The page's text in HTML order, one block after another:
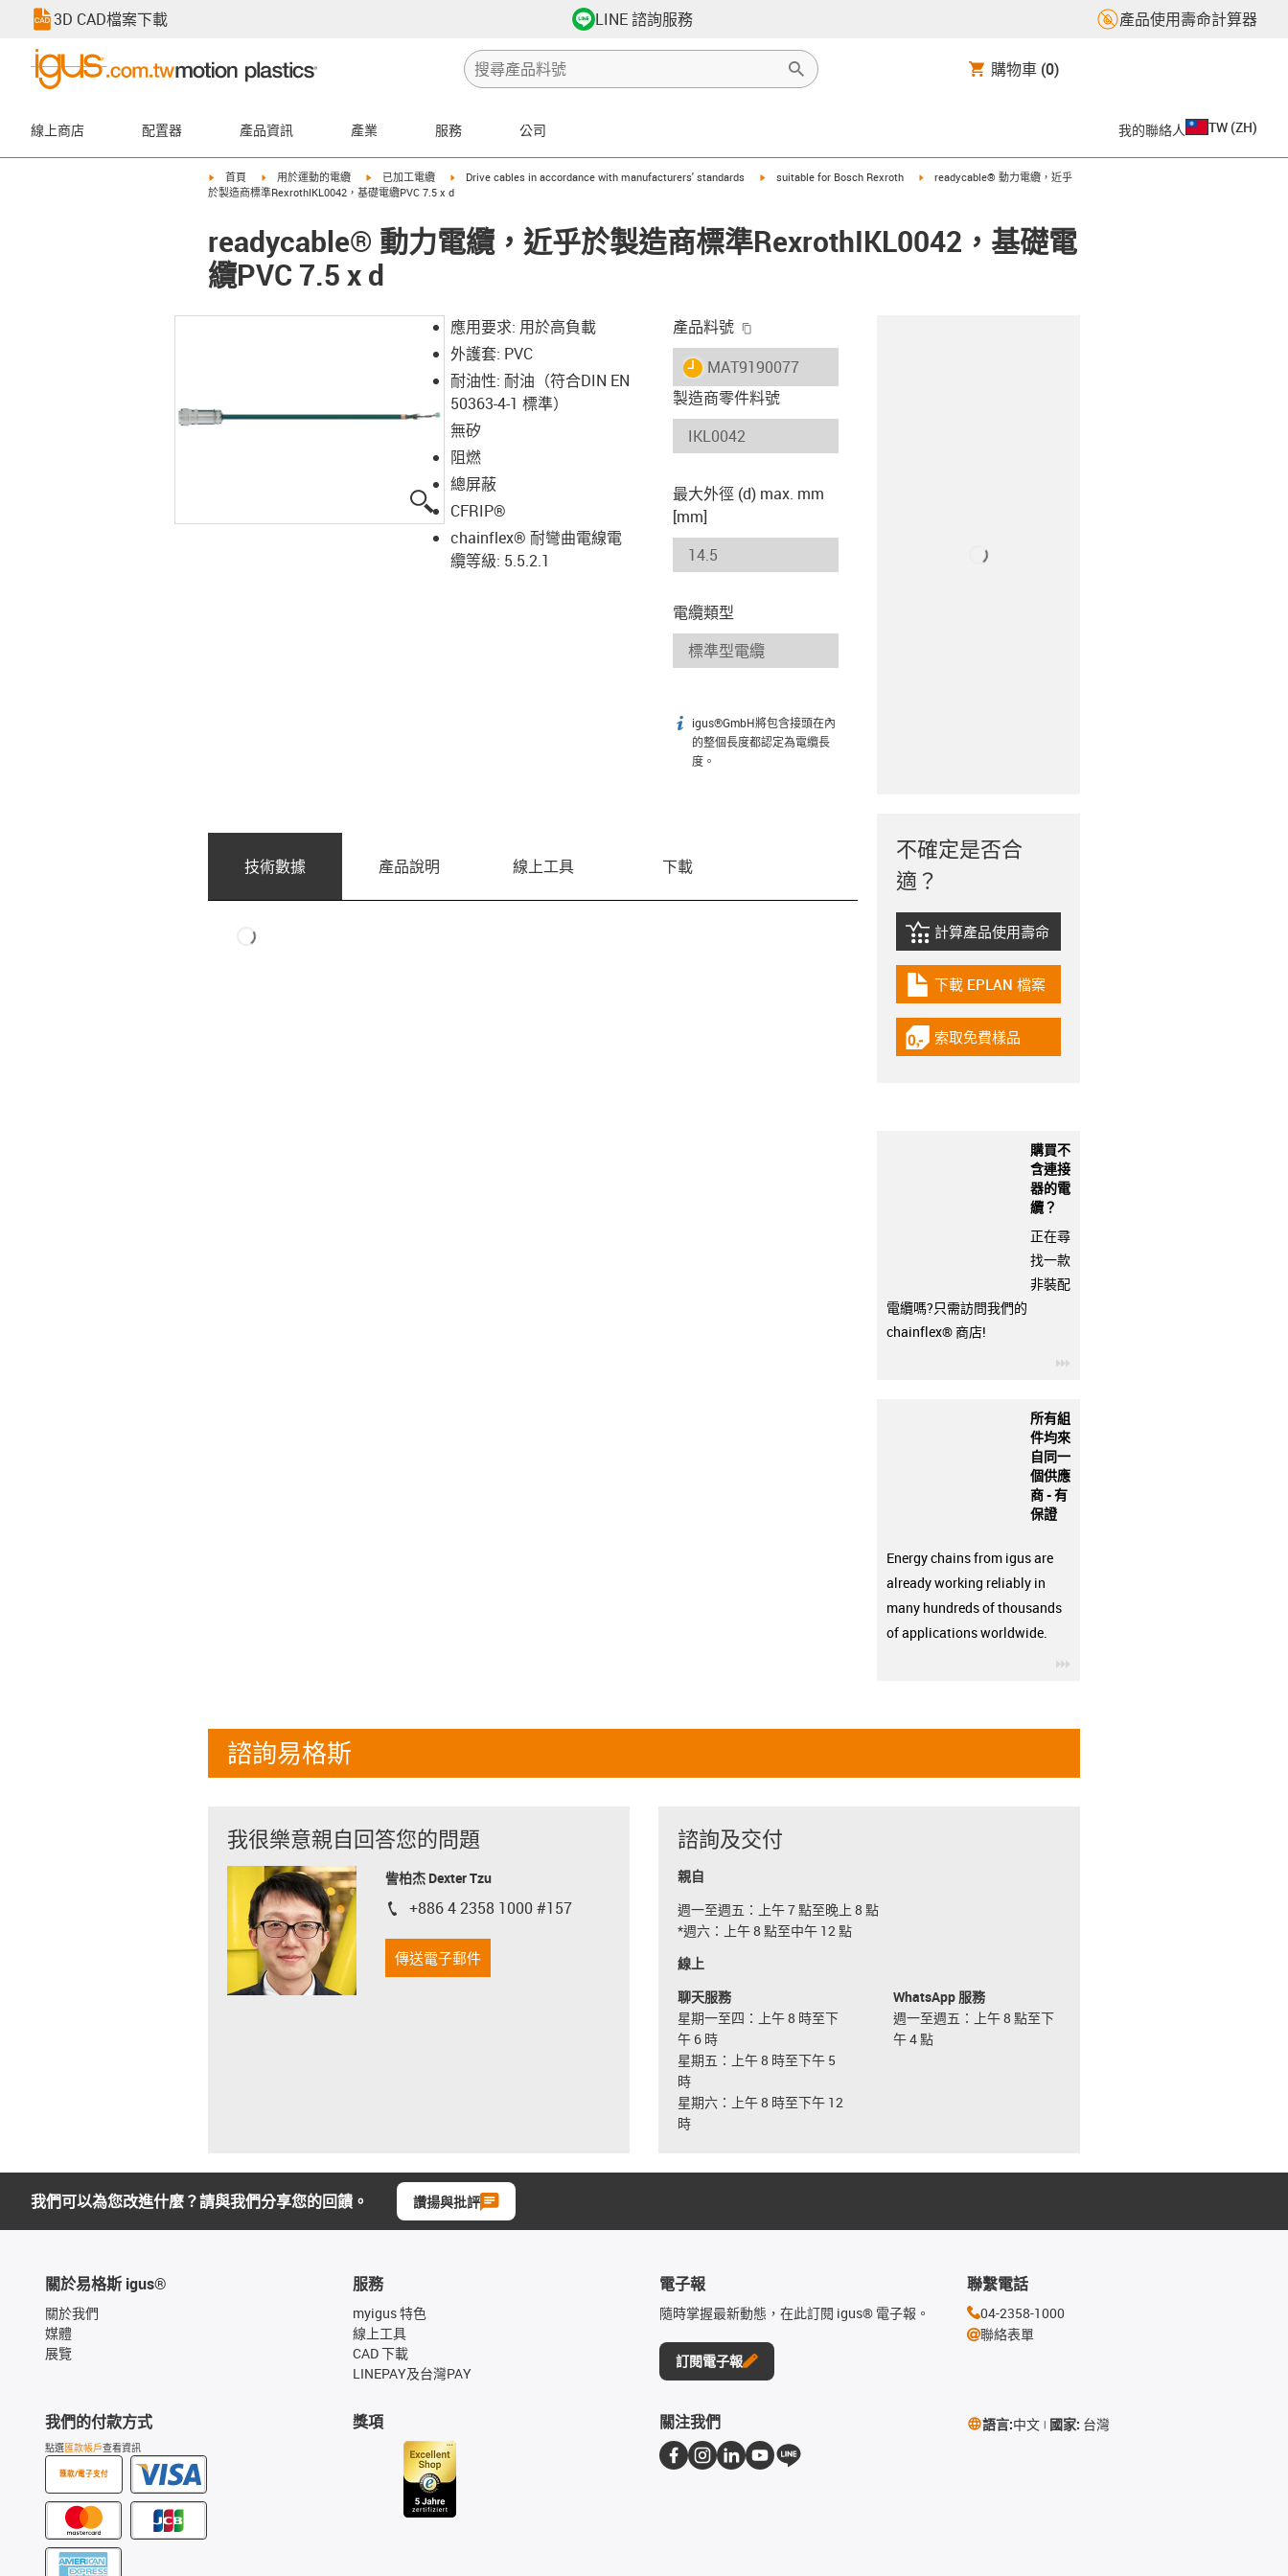
3D CAD檔案下載 LINE 諮詢服務 產品使用壽命計算器
購物車 (0)
線上商店 配置器 產品資訊 產業 服務 公司 我的聯絡人 TW (ZH)
igus-icon-arrow-right
首頁 igus-icon-arrow-right
用於運動的電纜 igus-icon-arrow-right
已加工電纜 igus-icon-arrow-right
Drive cables in accordance with manufacturers' standards igus-icon-arrow-right
suitable for Bosch Rexroth igus-icon-arrow-right
readycable® 動力電纜，近乎
於製造商標準RexrothIKL0042，基礎電纜PVC 7.5 x d
readycable® 動力電纜，近乎於製造商標準RexrothIKL0042，基礎電
纜PVC 7.5 x d
igus-icon-lupe
應用要求: 用於高負載
外護套: PVC
耐油性: 耐油（符合DIN EN
50363-4-1 標準）
無矽
阻燃
總屏蔽
CFRIP®
chainflex® 耐彎曲電線電
纜等級: 5.5.2.1
產品料號
igus-icon-lieferzeit
MAT9190077
製造商零件料號
最大外徑 (d) max. mm
[mm]
電纜類型
igus-icon-info
igus®GmbH將包含接頭在內
的整個長度都認定為電纜長
度。
技術數據 產品說明 線上工具 下載
不確定是否合
適？
igus-icon-lebensdauerrechner
計算產品使用壽命
igus-icon-download-plan
下載 EPLAN 檔案
igus-icon-gratismuster
索取免費樣品
購買不
含連接
器的電
纜？
正在尋
找一款
非裝配
電纜嗎?只需訪問我們的
chainflex® 商店!
所有組
件均來
自同一
個供應
商 - 有
保證
Energy chains from igus are
already working reliably in
many hundreds of thousands
of applications worldwide.
諮詢易格斯
我很樂意親自回答您的問題
訾柏杰 Dexter Tzu
igus-icon-phone
+886 4 2358 1000 #157
傳送電子郵件
諮詢及交付
親自
週一至週五：上午 7 點至晚上 8 點
*週六：上午 8 點至中午 12 點
線上
聊天服務
星期一至四：上午 8 時至下
午 6 時
星期五：上午 8 時至下午 5
時
星期六：上午 8 時至下午 12
時
WhatsApp 服務
週一至週五：上午 8 點至下
午 4 點
我們可以為您改進什麼？請與我們分享您的回饋。 讚揚與批評
關於易格斯 igus®
關於我們
媒體
展覽
我們的付款方式
點選匯款帳戶查看資訊
匯款/電子支付
服務
myigus 特色
線上工具
CAD 下載
LINEPAY及台灣PAY
獎項
電子報
隨時掌握最新動態，在此訂閱 igus® 電子報。
訂閱電子報
聯繫電話
04-2358-1000
聯絡表單
關注我們 語言:中文 國家: 台灣